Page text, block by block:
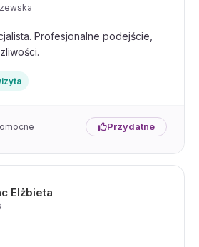
Profesjonalne podejście,
Przydatne
Elżbieta